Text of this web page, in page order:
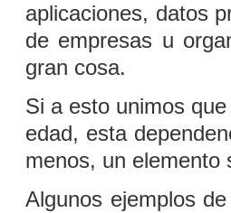
aplicaciones, datos
de empresas u
gran cosa.
Si a esto unimos
edad, esta
menos, un elemento
Algunos ejemplos